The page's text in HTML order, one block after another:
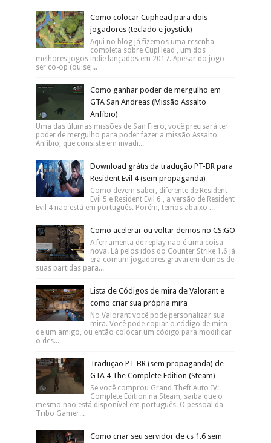
Como colocar Cuphead para dois
jogadores (teclado e joystick)
Aqui no blog já fizemos uma resenha
completa sobre CupHead , um dos
melhores jogos indie lançados em 2017. Apesar do jogo
ser co-op (ou sej...
Como ganhar poder de mergulho em
GTA San Andreas (Missão Assalto
Anfíbio)
Uma das últimas missões de San Fiero, você precisará ter
poder de mergulho para poder fazer a missão Assalto
Anfíbio, que consiste em invadi...
Download grátis da tradução PT-BR para
Resident Evil 4 (sem propaganda)
Como devem saber, diferente de Resident
Evil 5 e Resident Evil 6 , a versão de Resident
Evil 4 não está em português. Porém, temos abaixo ...
Como acelerar ou voltar demos no CS:GO
A ferramenta de replay não é uma coisa
nova. Lá pelos idos do Counter Strike 1.6 já
era comum jogadores gravarem demos de
suas partidas para...
Lista de Códigos de mira de Valorant e
como criar sua própria mira
No Valorant você pode personalizar sua
mira. Você pode copiar o código de mira
de um amigo, ou então colocar um código para modificar
o des...
Tradução PT-BR (sem propaganda) de
GTA 4 The Complete Edition (Steam)
Se você comprou Grand Theft Auto IV:
Complete Edition na Steam, saiba que o
mesmo não está disponível em português. O pessoal da
Tribo Gamer...
Como criar seu servidor de cs 1.6 sem